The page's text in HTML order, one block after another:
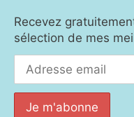
Recevez
sélection de mes